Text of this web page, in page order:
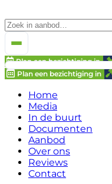
Plan een bezichtiging in
Plan een bezichtiging in
Home
Media
In de buurt
Documenten
Aanbod
Over ons
Reviews
Contact